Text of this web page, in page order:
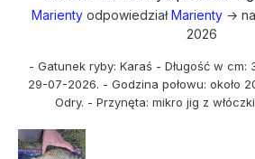
MarientyodpowiedziałMarienty→ na
2026
- Gatunek ryby: Karaś - Długość w cm:
29-07-2026. - Godzina połowu: około
Odry. - Przynęta: mikro jig z